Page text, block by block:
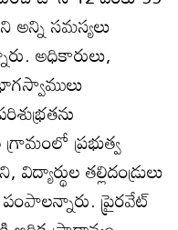
సమస్యలు
అధికారులు,
ప్రభుత్వ
తల్లిదండ్రులు
ప్రైరవేట్‌